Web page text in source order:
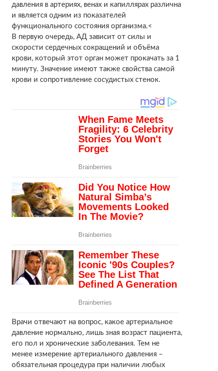
давления в артериях, венах и капиллярах различна
и является одним из показателей
функционального состояния организма.<
В первую очередь, АД зависит от силы и
скорости сердечных сокращений и объёма
крови, который этот орган может прокачать за 1
минуту. Значение имеют также свойства самой
крови и сопротивление сосудистых стенок.
Врачи отвечают на вопрос, какое артериальное
давление нормально, лишь зная возраст пациента,
его пол и хронические заболевания. Тем не
менее измерение артериального давления –
обязательная процедура при наличии любых